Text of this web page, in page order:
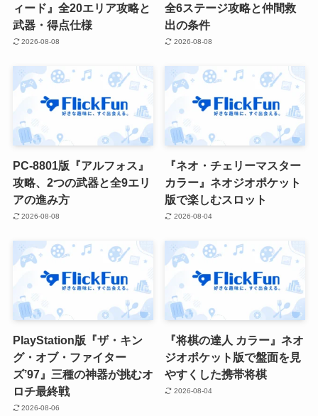
ィード』全20エリア攻略と
武器・得点仕様
2026-08-08
全6ステージ攻略と仲間救
出の条件
2026-08-08
PC-8801版『アルフォス』
攻略、2つの武器と全9エリ
アの進み方
2026-08-08
『ネオ・チェリーマスター
カラー』ネオジオポケット
版で楽しむスロット
2026-08-04
PlayStation版『ザ・キン
グ・オブ・ファイター
ズ’97』三種の神器が挑むオ
ロチ最終戦
2026-08-06
『将棋の達人 カラー』ネオ
ジオポケット版で盤面を見
やすくした携帯将棋
2026-08-04